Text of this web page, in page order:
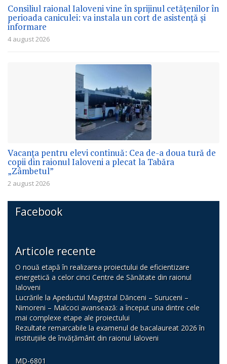
Consiliul raional Ialoveni vine în sprijinul cetățenilor în
perioada caniculei: va instala un cort de asistență și
informare
4 august 2026
Vacanța pentru elevi continuă: Cea de-a doua tură de
copii din raionul Ialoveni a plecat la Tabăra
„Zâmbetul”
2 august 2026
Facebook
Articole recente
O nouă etapă în realizarea proiectului de eficientizare
energetică a celor cinci Centre de Sănătate din raionul
Ialoveni
Lucrările la Apeductul Magistral Dănceni – Suruceni –
Nimoreni – Malcoci avansează: a început una dintre cele
mai complexe etape ale proiectului
Rezultate remarcabile la examenul de bacalaureat 2026 în
instituțiile de învățământ din raionul Ialoveni
MD-6801